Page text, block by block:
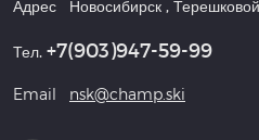
Адрес Новосибирск ,
Тел. +7(903)947-59-99
Email nsk@champ.ski